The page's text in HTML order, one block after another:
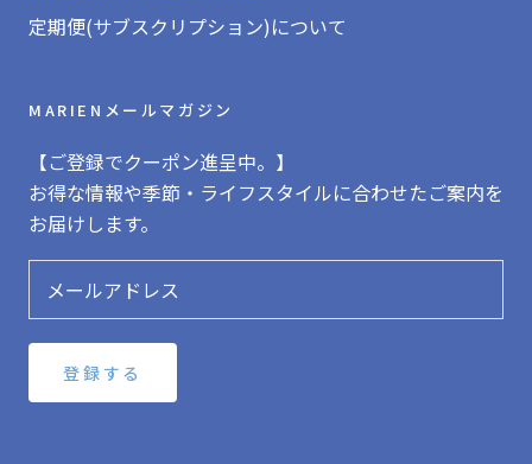
定期便(サブスクリプション)について
MARIENメールマガジン
【ご登録でクーポン進呈中。】
お得な情報や季節・ライフスタイルに合わせたご案内を
お届けします。
登録する